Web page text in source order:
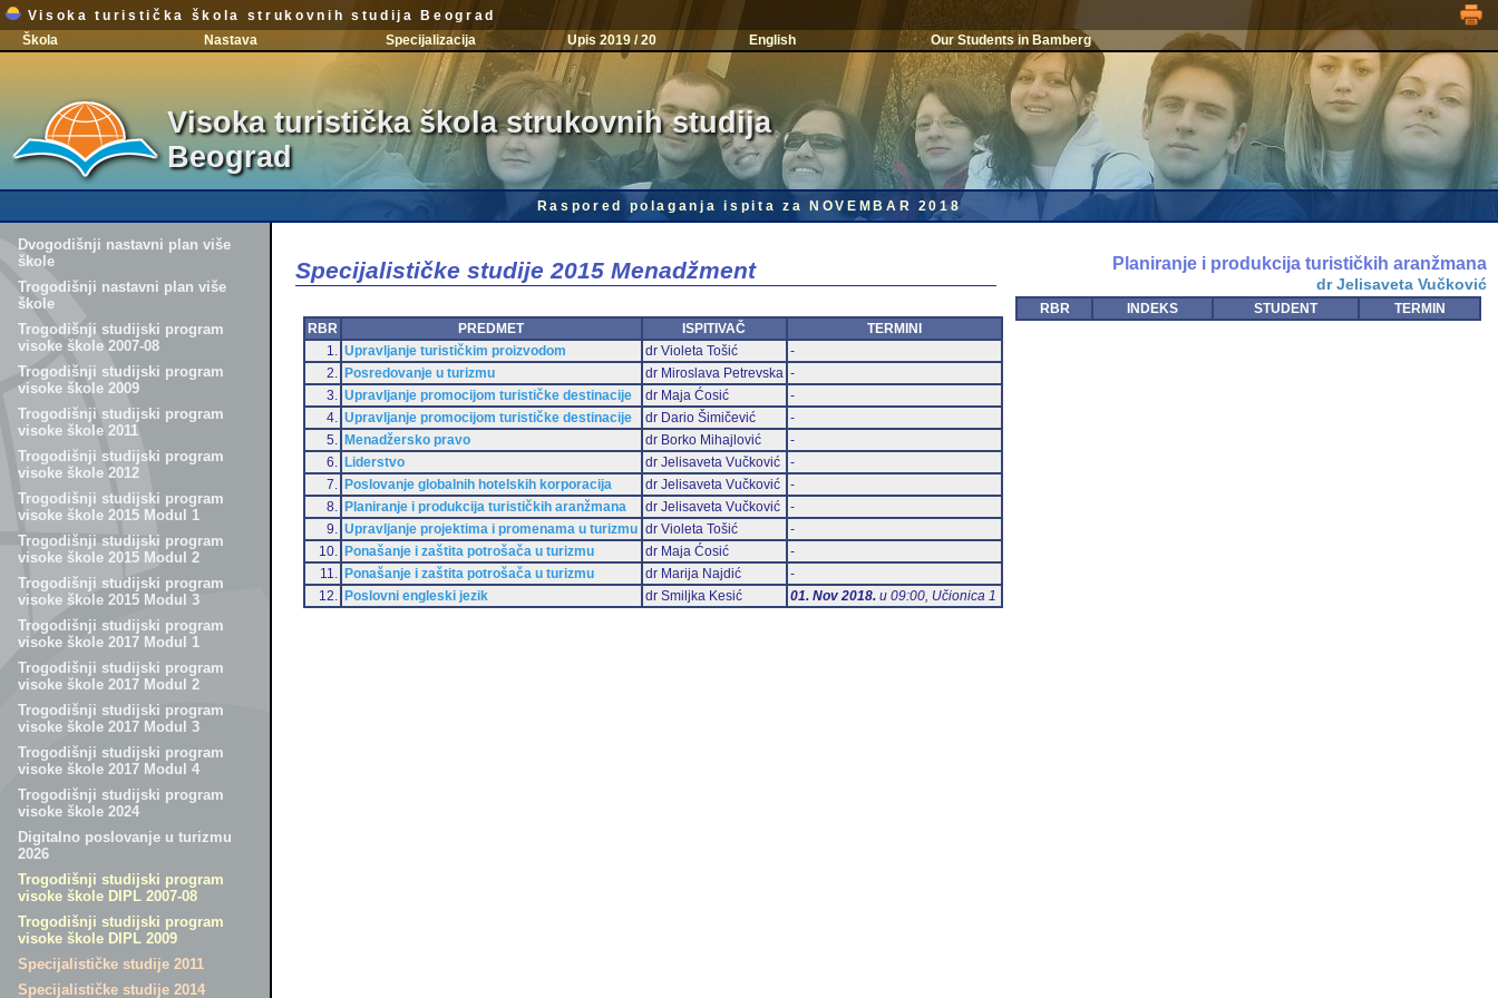
Visoka turistička škola strukovnih studija Beograd
Škola
Nastava Specijalizacija Upis 2019 / 20 English Our Students in Bamberg
Visoka turistička škola strukovnih studija
Beograd
Raspored polaganja ispita za NOVEMBAR 2018
Dvogodišnji nastavni plan više
škole
Trogodišnji nastavni plan više
škole
Trogodišnji studijski program
visoke škole 2007-08
Trogodišnji studijski program
visoke škole 2009
Trogodišnji studijski program
visoke škole 2011
Trogodišnji studijski program
visoke škole 2012
Trogodišnji studijski program
visoke škole 2015 Modul 1
Trogodišnji studijski program
visoke škole 2015 Modul 2
Trogodišnji studijski program
visoke škole 2015 Modul 3
Trogodišnji studijski program
visoke škole 2017 Modul 1
Trogodišnji studijski program
visoke škole 2017 Modul 2
Trogodišnji studijski program
visoke škole 2017 Modul 3
Trogodišnji studijski program
visoke škole 2017 Modul 4
Trogodišnji studijski program
visoke škole 2024
Digitalno poslovanje u turizmu
2026
Trogodišnji studijski program
visoke škole DIPL 2007-08
Trogodišnji studijski program
visoke škole DIPL 2009
Specijalističke studije 2011
Specijalističke studije 2014
Specijalističke studije 2015 Menadžment
RBR PREDMET ISPITIVAČ
TERMINI
1.
Upravljanje turističkim proizvodom dr Violeta Tošić
-
2.
Posredovanje u turizmu dr Miroslava Petrevska -
3.
Upravljanje promocijom turističke destinacije dr Maja Ćosić
-
4.
Upravljanje promocijom turističke destinacije dr Dario Šimičević
-
5.
Menadžersko pravo dr Borko Mihajlović
-
6.
Liderstvo dr Jelisaveta Vučković
-
7.
Poslovanje globalnih hotelskih korporacija dr Jelisaveta Vučković
-
8.
Planiranje i produkcija turističkih aranžmana dr Jelisaveta Vučković
-
9.
Upravljanje projektima i promenama u turizmu dr Violeta Tošić
-
10.
Ponašanje i zaštita potrošača u turizmu dr Maja Ćosić
-
11.
Ponašanje i zaštita potrošača u turizmu dr Marija Najdić
-
12.
Poslovni engleski jezik dr Smiljka Kesić 01. Nov 2018.u 09:00, Učionica 1
Planiranje i produkcija turističkih aranžmana
dr Jelisaveta Vučković
RBR INDEKS STUDENT TERMIN